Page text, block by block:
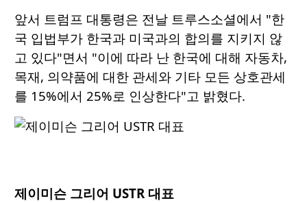
앞서 트럼프 대통령은 전날 트루스소셜에서 "한
국 입법부가 한국과 미국과의 합의를 지키지 않
고 있다"면서 "이에 따라 난 한국에 대해 자동차,
목재, 의약품에 대한 관세와 기타 모든 상호관세
를 15%에서 25%로 인상한다"고 밝혔다.
제이미슨 그리어 USTR 대표